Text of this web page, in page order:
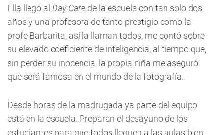
Ella llegó al Day Care de la escuela con tan solo dos
años y una profesora de tanto prestigio como la
profe Barbarita, así la llaman todos, me contó sobre
su elevado coeficiente de inteligencia, al tiempo que,
sin perder su inocencia, la propia niña me aseguró
que será famosa en el mundo de la fotografía.
Desde horas de la madrugada ya parte del equipo
está en la escuela. Preparan el desayuno de los
estudiantes para que todos lleguen a las aulas bien